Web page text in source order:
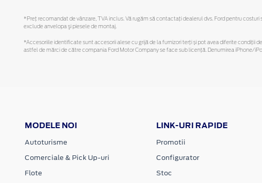
*Preţ recomandat de vânzare, TVA inclus. Vă rugăm să contactaţi dealerul dvs. Ford pentru
exclude anvelopa şi piesele de montaj.
*Accesoriile identificate sunt accesorii alese cu grijă de la furnizori terți și pot avea diferite condiții
astfel de mărci de către compania Ford Motor Company se face sub licență. Denumirea iPhone/
MODELE NOI
Autoturisme
Comerciale & Pick Up-uri
Flote
LINK-URI RAPIDE
Promotii
Configurator
Stoc